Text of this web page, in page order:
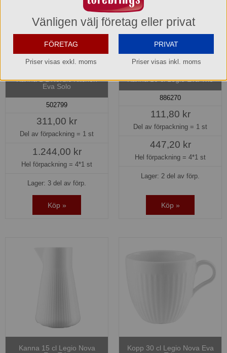
Kanna 1 L Nordic Kitchen
Eva Solo
502799
311,00 kr
Del av förpackning = 1 st
1.244,00 kr
Hel förpackning = 4*1 st
Lager: 3 del av förp.
Köp »
Kanna 10 cl Legio Eva Trio
886270
111,80 kr
Del av förpackning = 1 st
447,20 kr
Hel förpackning = 4*1 st
Lager: 2 del av förp.
Köp »
Kanna 15 cl Legio Nova
Kopp 30 cl Legio Nova Eva
Vänligen välj företag eller privat
FÖRETAG
Priser visas exkl. moms
PRIVAT
Priser visas inkl. moms